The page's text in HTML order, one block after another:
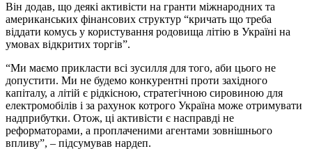
Він додав, що деякі активісти на гранти міжнародних та
американських фінансових структур “кричать що треба
віддати комусь у користування родовища літію в Україні на
умовах відкритих торгів”.
“Ми маємо прикласти всі зусилля для того, аби цього не
допустити. Ми не будемо конкурентні проти західного
капіталу, а літій є рідкісною, стратегічною сировиною для
електромобілів і за рахунок котрого Україна може отримувати
надприбутки. Отож, ці активісти є насправді не
реформаторами, а проплаченими агентами зовнішнього
впливу”, – підсумував нардеп.